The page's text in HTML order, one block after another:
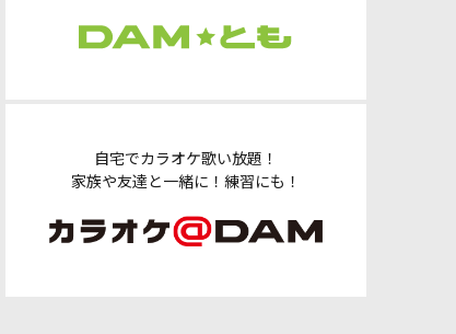
自宅でカラオケ歌い放題！
家族や友達と一緒に！練習にも！